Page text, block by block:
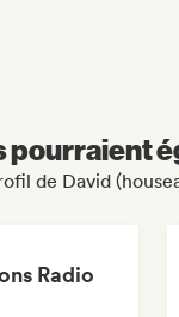
pourraient
de David
Radio